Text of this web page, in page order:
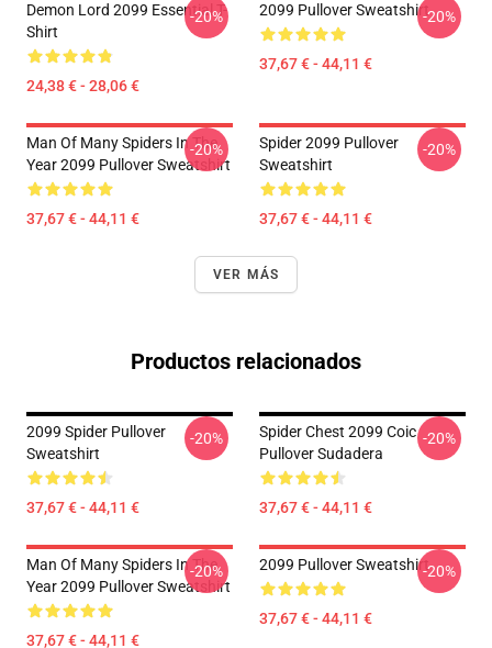
Demon Lord 2099 Essential T-
Shirt
24,38 € - 28,06 €
-20% 2099 Pullover Sweatshirt
37,67 € - 44,11 €
-20%
Man Of Many Spiders In The
Year 2099 Pullover Sweatshirt
37,67 € - 44,11 €
-20%
Spider 2099 Pullover
Sweatshirt
37,67 € - 44,11 €
-20%
VER MÁS
Productos relacionados
2099 Spider Pullover
Sweatshirt
37,67 € - 44,11 €
-20%
Spider Chest 2099 Coic
Pullover Sudadera
37,67 € - 44,11 €
-20%
Man Of Many Spiders In The
Year 2099 Pullover Sweatshirt
37,67 € - 44,11 €
-20% 2099 Pullover Sweatshirt
37,67 € - 44,11 €
-20%